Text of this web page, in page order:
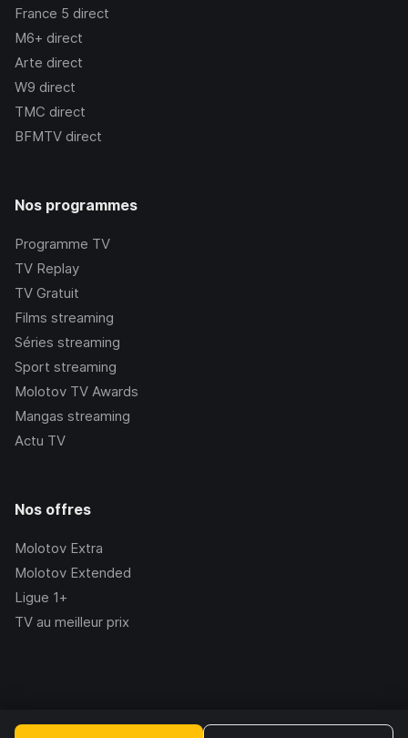
France 5 direct
M6+ direct
Arte direct
W9 direct
TMC direct
BFMTV direct
Nos programmes
Programme TV
TV Replay
TV Gratuit
Films streaming
Séries streaming
Sport streaming
Molotov TV Awards
Mangas streaming
Actu TV
Nos offres
Molotov Extra
Molotov Extended
Ligue 1+
TV au meilleur prix
2.228.1